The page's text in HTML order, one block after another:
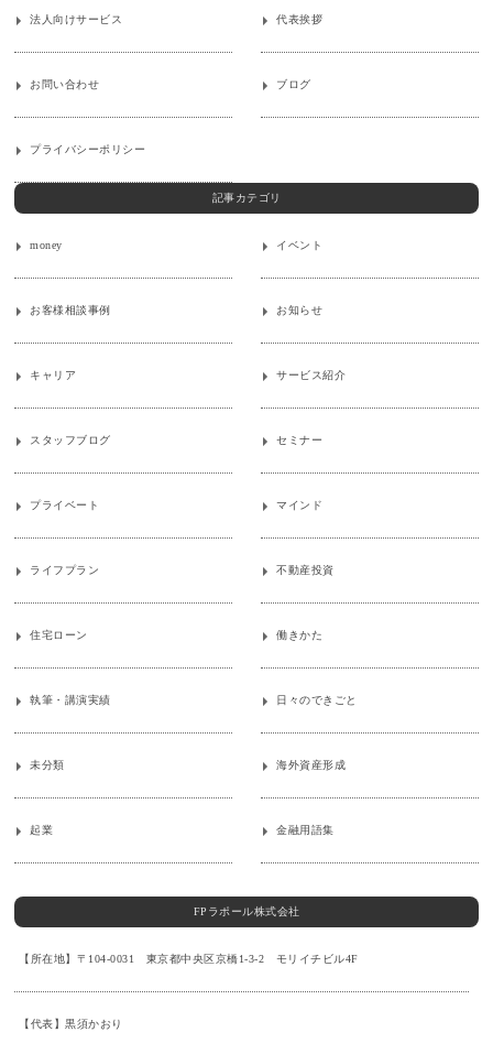
法人向けサービス 代表挨拶
お問い合わせ ブログ
プライバシーポリシー
記事カテゴリ
money イベント
お客様相談事例 お知らせ
キャリア サービス紹介
スタッフブログ セミナー
プライベート マインド
ライフプラン 不動産投資
住宅ローン 働きかた
執筆・講演実績 日々のできごと
未分類 海外資産形成
起業 金融用語集
FPラポール株式会社
【所在地】〒104-0031 東京都中央区京橋1-3-2 モリイチビル4F
【代表】黒須かおり